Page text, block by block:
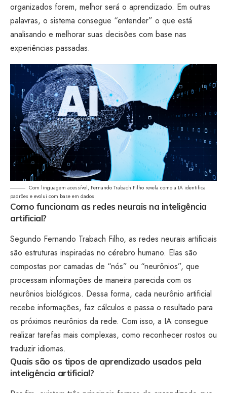
organizados forem, melhor será o aprendizado. Em outras
palavras, o sistema consegue “entender” o que está
analisando e melhorar suas decisões com base nas
experiências passadas.
Com linguagem acessível, Fernando Trabach Filho revela como a IA identifica
padrões e evolui com base em dados.
Como funcionam as redes neurais na inteligência
artificial?
Segundo Fernando Trabach Filho, as redes neurais artificiais
são estruturas inspiradas no cérebro humano. Elas são
compostas por camadas de “nós” ou “neurônios”, que
processam informações de maneira parecida com os
neurônios biológicos. Dessa forma, cada neurônio artificial
recebe informações, faz cálculos e passa o resultado para
os próximos neurônios da rede. Com isso, a IA consegue
realizar tarefas mais complexas, como reconhecer rostos ou
traduzir idiomas.
Quais são os tipos de aprendizado usados pela
inteligência artificial?